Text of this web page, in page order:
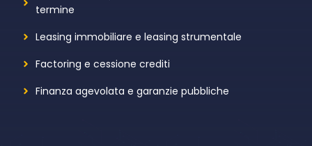
termine
Leasing immobiliare e leasing strumentale
Factoring e cessione crediti
Finanza agevolata e garanzie pubbliche